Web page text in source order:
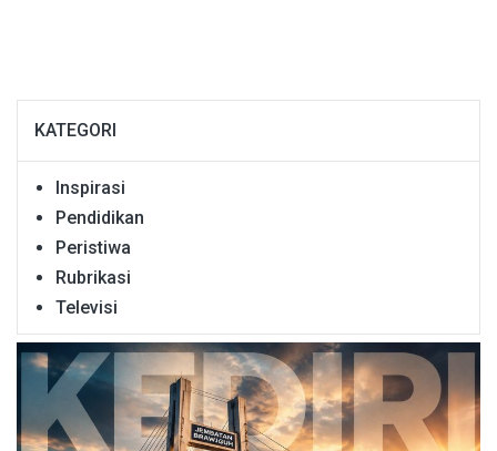
KATEGORI
Inspirasi
Pendidikan
Peristiwa
Rubrikasi
Televisi